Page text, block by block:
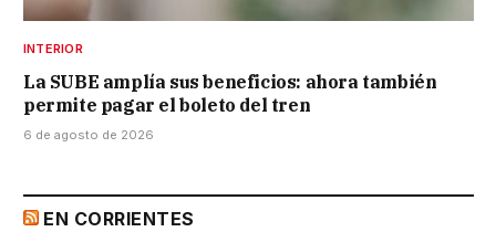
INTERIOR
La SUBE amplía sus beneficios: ahora también
permite pagar el boleto del tren
6 de agosto de 2026
EN CORRIENTES